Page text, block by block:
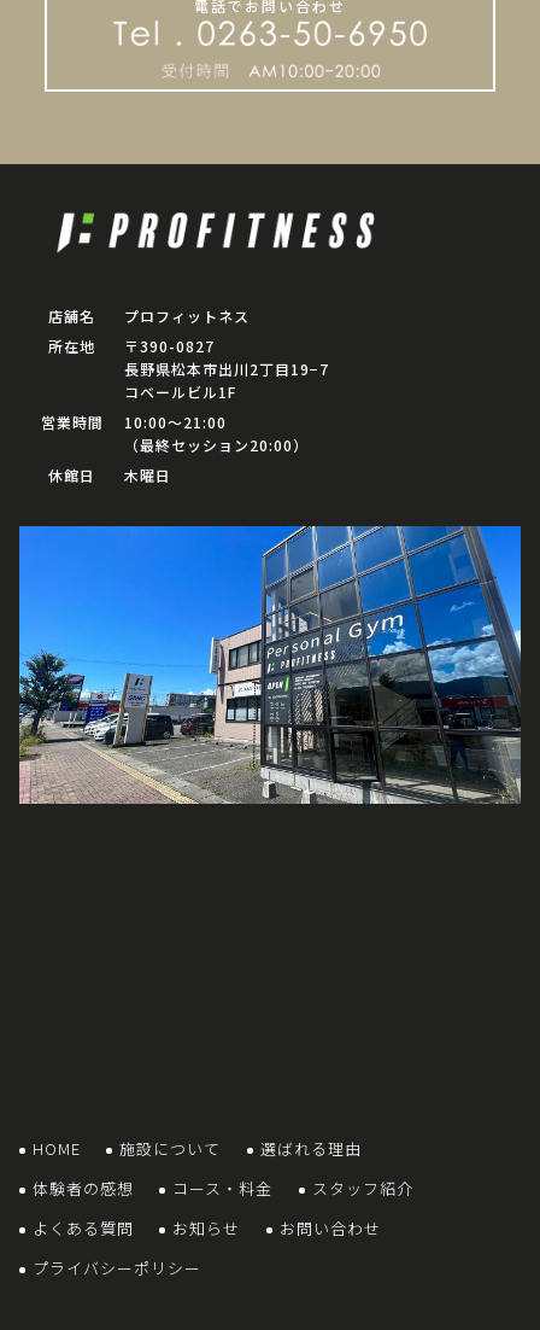
電話でお問い合わせ
店舗名
プロフィットネス
所在地
〒390-0827
長野県松本市出川2丁目19−7
コベールビル1F
営業時間
10:00〜21:00
（最終セッション20:00）
休館日
木曜日
HOME 施設について
選ばれる理由
体験者の感想
コース・料金
スタッフ紹介
よくある質問
お知らせ
お問い合わせ
プライバシーポリシー